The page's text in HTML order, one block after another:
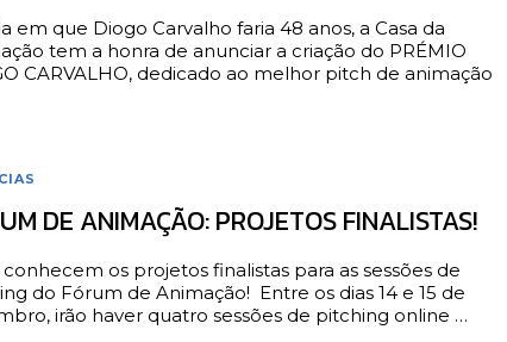
em que Diogo Carvalho faria 48 anos, a Casa da
tem a honra de anunciar a criação do PRÉMIO
CARVALHO, dedicado ao melhor pitch de animação
DE ANIMAÇÃO: PROJETOS FINALISTAS!
conhecem os projetos finalistas para as sessões de
do Fórum de Animação! Entre os dias 14 e 15 de
irão haver quatro sessões de pitching online …